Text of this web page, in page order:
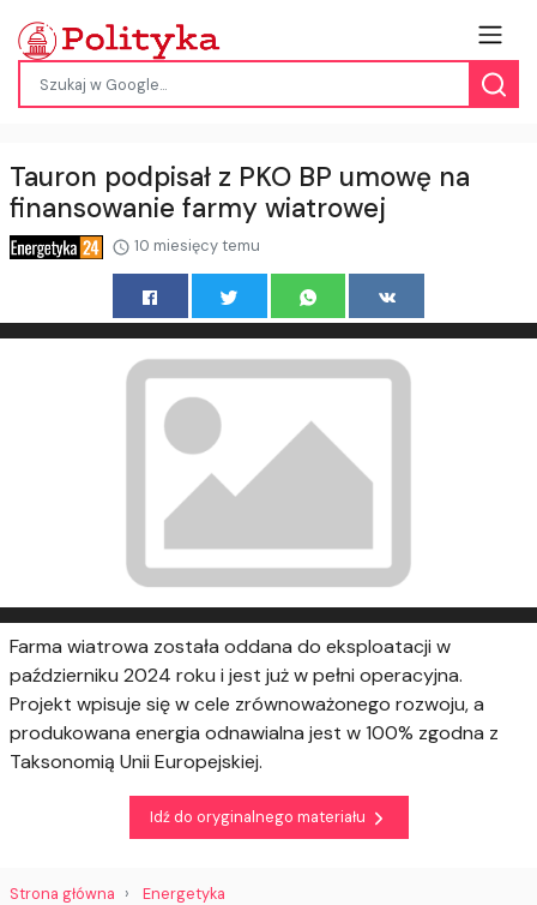
Tauron podpisał z PKO BP umowę na
finansowanie farmy wiatrowej
10 miesięcy temu
Farma wiatrowa została oddana do eksploatacji w
październiku 2024 roku i jest już w pełni operacyjna.
Projekt wpisuje się w cele zrównoważonego rozwoju, a
produkowana energia odnawialna jest w 100% zgodna z
Taksonomią Unii Europejskiej.
Idź do oryginalnego materiału
Strona główna
Energetyka